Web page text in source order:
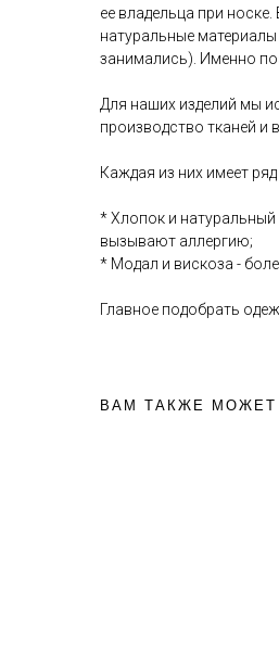
ее владельца при
натуральные
занимались). Именно
Для наших изделий мы
производство тканей и
Каждая из них имеет
* Хлопок и
вызывают аллергию;
* Модал и вискоза -
Главное подобрать
ВАМ ТАКЖЕ МОЖЕТ